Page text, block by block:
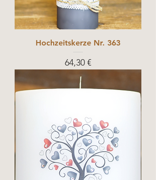
Hochzeitskerze Nr. 363
Prix
64,30 €